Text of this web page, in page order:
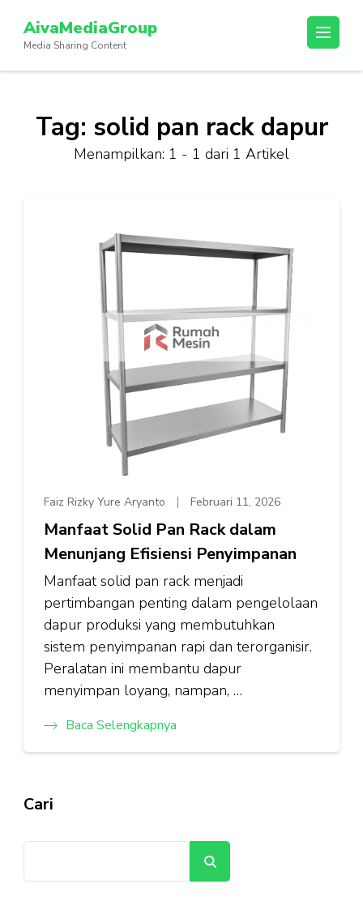
konten
(Tekan
AivaMediaGroup
Media Sharing Content
Tag: solid pan rack dapur
Menampilkan: 1 - 1 dari 1 Artikel
Faiz Rizky Yure Aryanto Februari 11, 2026
Manfaat Solid Pan Rack dalam
Menunjang Efisiensi Penyimpanan
Manfaat solid pan rack menjadi
pertimbangan penting dalam pengelolaan
dapur produksi yang membutuhkan
sistem penyimpanan rapi dan terorganisir.
Peralatan ini membantu dapur
menyimpan loyang, nampan, …
Baca Selengkapnya
Cari